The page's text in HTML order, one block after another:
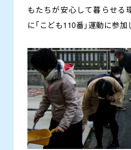
もたちが安心して暮らせる
に「こども110番」運動に参加